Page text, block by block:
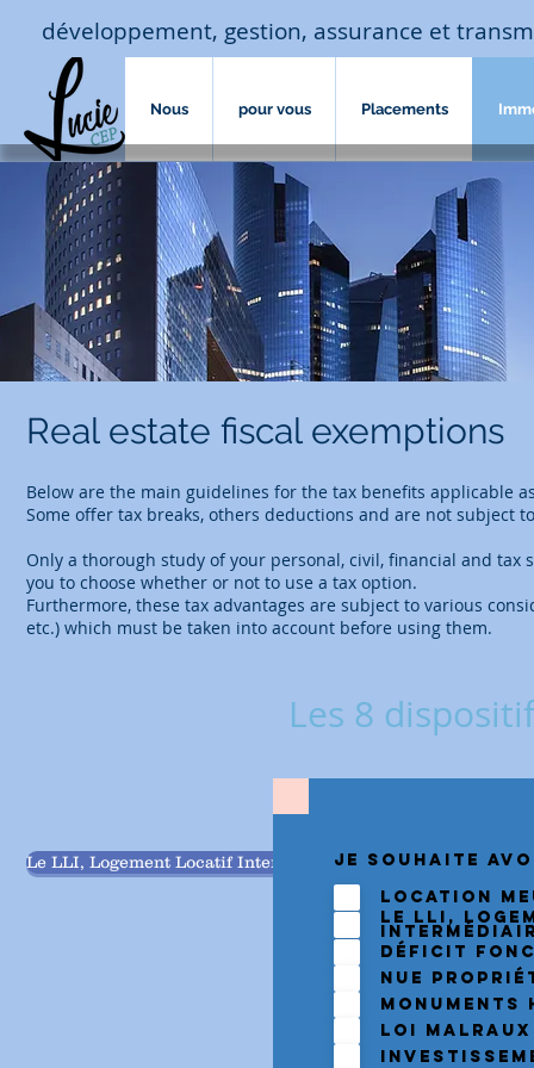
développement, gestion, assurance et
Nous pour vous Placements
Real estate fiscal exemptions
Below are the main guidelines for the tax benefits applicable
Some offer tax breaks, others deductions and are not subject
Only a thorough study of your personal, civil, financial and
you to choose whether or not to use a tax option.
Furthermore, these tax advantages are subject to various
etc.) which must be taken into account before using them.
Les 8
Le LLI, Logement Locatif IntermédiaireJe souhaite
Location
le LLI,
Déficit
Nue
Loi Malraux